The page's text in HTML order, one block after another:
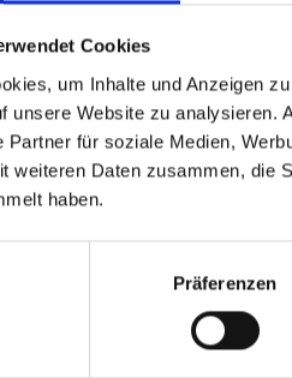
Cookies
um Inhalte und Anzeigen
unsere Website zu analysieren.
Partner für soziale Medien,
weiteren Daten zusammen, die
haben.
Präferenzen
"Nach
einer Immobilie ist
(ImmoWertV).
wird die